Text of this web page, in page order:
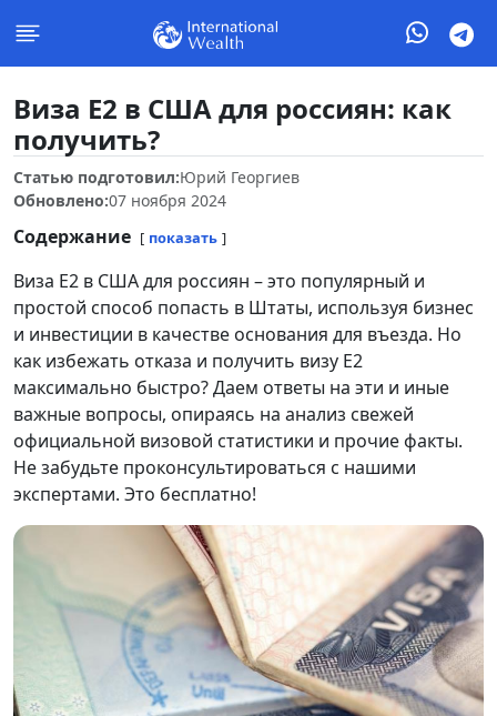
Виза E2 в США для россиян: как
получить?
Статью подготовил:Юрий Георгиев
Обновлено:07 ноября 2024
Содержание показать
Виза E2 в США для россиян – это популярный и
простой способ попасть в Штаты, используя бизнес
и инвестиции в качестве основания для въезда. Но
как избежать отказа и получить визу E2
максимально быстро? Даем ответы на эти и иные
важные вопросы, опираясь на анализ свежей
официальной визовой статистики и прочие факты.
Не забудьте проконсультироваться с нашими
экспертами. Это бесплатно!